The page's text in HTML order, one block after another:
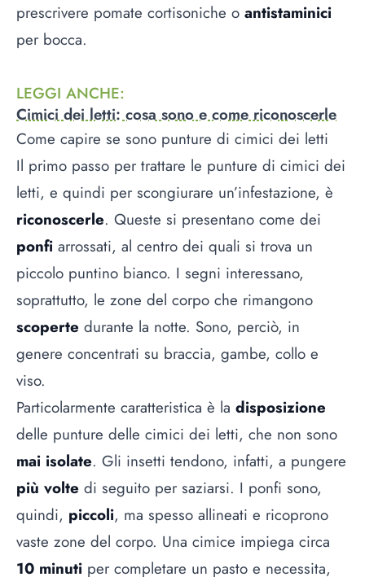
prescrivere pomate cortisoniche o antistaminici
per bocca.
LEGGI ANCHE:
Cimici dei letti: cosa sono e come riconoscerle
Come capire se sono punture di cimici dei letti
Il primo passo per trattare le punture di cimici dei
letti, e quindi per scongiurare un’infestazione, è
riconoscerle. Queste si presentano come dei
ponfi arrossati, al centro dei quali si trova un
piccolo puntino bianco. I segni interessano,
soprattutto, le zone del corpo che rimangono
scoperte durante la notte. Sono, perciò, in
genere concentrati su braccia, gambe, collo e
viso.
Particolarmente caratteristica è la disposizione
delle punture delle cimici dei letti, che non sono
mai isolate. Gli insetti tendono, infatti, a pungere
più volte di seguito per saziarsi. I ponfi sono,
quindi, piccoli, ma spesso allineati e ricoprono
vaste zone del corpo. Una cimice impiega circa
10 minuti per completare un pasto e necessita,